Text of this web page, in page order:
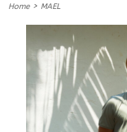
Home> MAEL